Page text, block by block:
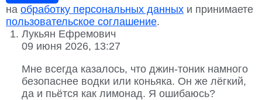
на обработку персональных данных и принимаете
пользовательское соглашение.
Лукьян Ефремович
09 июня 2026, 13:27
Мне всегда казалось, что джин-тоник намного
безопаснее водки или коньяка. Он же лёгкий,
да и пьётся как лимонад. Я ошибаюсь?